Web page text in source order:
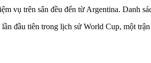
vụ trên sân đều đến từ Argentina. Danh
đầu tiên trong lịch sử World Cup, một